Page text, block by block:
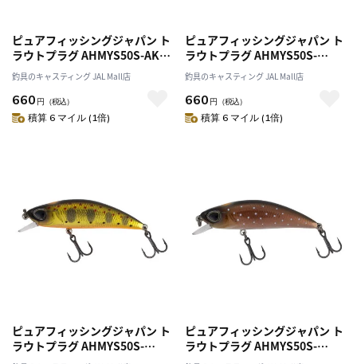
ピュアフィッシングジャパン ト
ラウトプラグ AHMYS50S-AKA
マイセン50S-舞閃- アカキン
釣具のキャスティング JAL Mall店
660 円 （税込）
積算 6 マイル (1倍)
ピュアフィッシングジャパン ト
ラウトプラグ AHMYS50S-
CHYM マイセン50S-舞閃- チャ
ートリュースヤマメ
釣具のキャスティング JAL Mall店
660 円 （税込）
積算 6 マイル (1倍)
ピュアフィッシングジャパン ト
ラウトプラグ AHMYS50S-
GDYM マイセン50S-舞閃- ゴー
ピュアフィッシングジャパン ト
ラウトプラグ AHMYS50S-
IWANA マイセン50S-舞閃- イワ